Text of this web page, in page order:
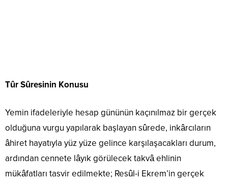
Tûr Sûresinin Konusu
Yemin ifadeleriyle hesap gününün kaçınılmaz bir gerçek
olduğuna vurgu yapılarak başlayan sûrede, inkârcıların
âhiret hayatıyla yüz yüze gelince karşılaşacakları durum,
ardından cennete lâyık görülecek takvâ ehlinin
mükâfatları tasvir edilmekte; Resûl-i Ekrem’in gerçek